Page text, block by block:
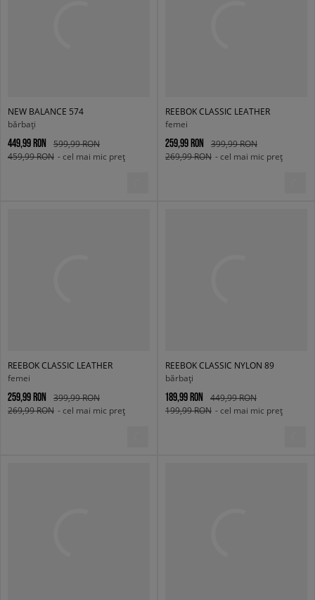
NEW BALANCE 574
bărbați
449,99 RON
599,99 RON
459,99 RON - cel mai mic preț
REEBOK CLASSIC LEATHER
femei
259,99 RON
399,99 RON
269,99 RON - cel mai mic preț
REEBOK CLASSIC LEATHER
femei
259,99 RON
399,99 RON
269,99 RON - cel mai mic preț
REEBOK CLASSIC NYLON 89
bărbați
189,99 RON
449,99 RON
199,99 RON - cel mai mic preț